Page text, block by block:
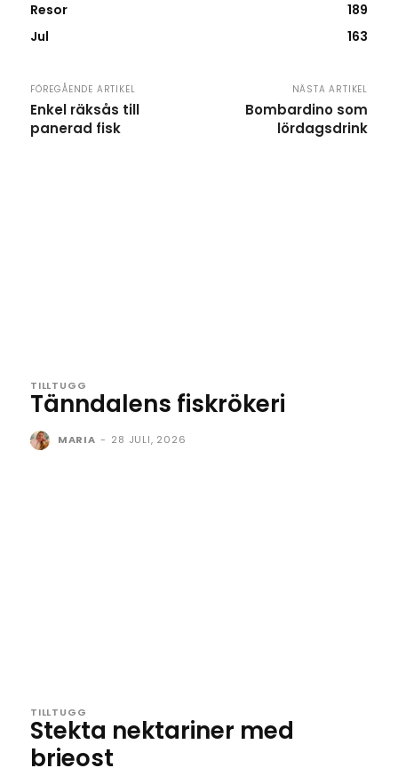
Resor
189
Jul
163
FÖREGÅENDE ARTIKEL
Enkel räksås till
panerad fisk
NÄSTA ARTIKEL
Bombardino som
lördagsdrink
TILLTUGG
Tänndalens fiskrökeri
MARIA - 28 JULI, 2026
TILLTUGG
Stekta nektariner med
brieost